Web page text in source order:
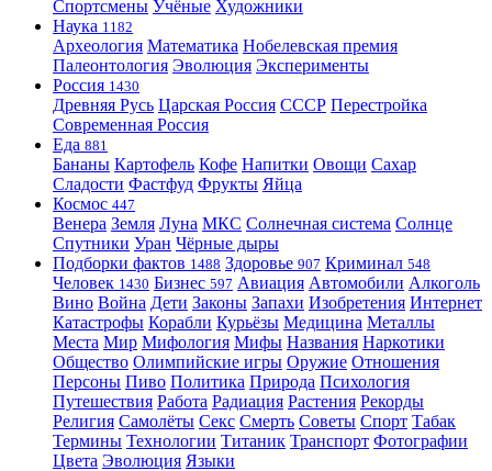
Спортсмены Учёные Художники
Наука 1182
Археология Математика Нобелевская премия
Палеонтология Эволюция Эксперименты
Россия 1430
Древняя Русь Царская Россия СССР Перестройка
Современная Россия
Еда 881
Бананы Картофель Кофе Напитки Овощи Сахар
Сладости Фастфуд Фрукты Яйца
Космос 447
Венера Земля Луна МКС Солнечная система Солнце
Спутники Уран Чёрные дыры
Подборки фактов 1488 Здоровье 907 Криминал 548
Человек 1430 Бизнес 597 Авиация Автомобили Алкоголь
Вино Война Дети Законы Запахи Изобретения Интернет
Катастрофы Корабли Курьёзы Медицина Металлы
Места Мир Мифология Мифы Названия Наркотики
Общество Олимпийские игры Оружие Отношения
Персоны Пиво Политика Природа Психология
Путешествия Работа Радиация Растения Рекорды
Религия Самолёты Секс Смерть Советы Спорт Табак
Термины Технологии Титаник Транспорт Фотографии
Цвета Эволюция Языки